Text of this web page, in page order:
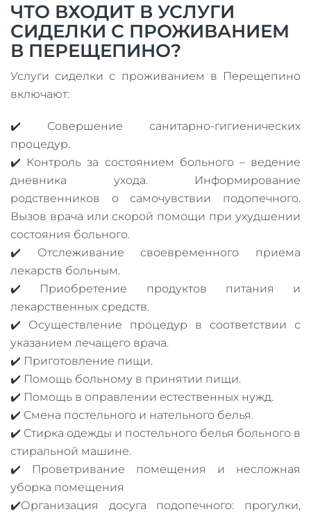
ЧТО ВХОДИТ В УСЛУГИ
СИДЕЛКИ С ПРОЖИВАНИЕМ
В ПЕРЕЩЕПИНО?
Услуги сиделки с проживанием в Перещепино
включают:
✔️ Совершение санитарно-гигиенических
процедур.
✔️ Контроль за состоянием больного – ведение
дневника ухода. Информирование
родственников о самочувствии подопечного.
Вызов врача или скорой помощи при ухудшении
состояния больного.
✔️ Отслеживание своевременного приема
лекарств больным.
✔️ Приобретение продуктов питания и
лекарственных средств.
✔️ Осуществление процедур в соответствии с
указанием лечащего врача.
✔️ Приготовление пищи.
✔️ Помощь больному в принятии пищи.
✔️ Помощь в оправлении естественных нужд.
✔️ Смена постельного и нательного белья.
✔️ Стирка одежды и постельного белья больного в
стиральной машине.
✔️ Проветривание помещения и несложная
уборка помещения
✔️Организация досуга подопечного: прогулки,